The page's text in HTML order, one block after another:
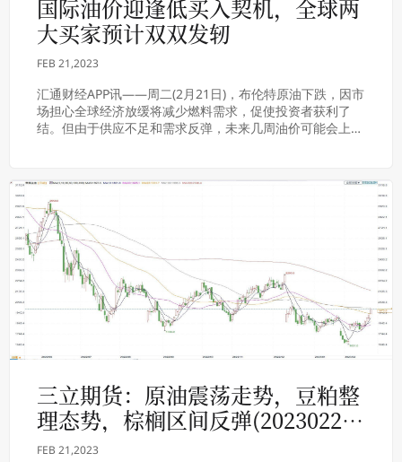
国际油价迎逢低买入契机，全球两
大买家预计双双发轫
FEB 21,2023
汇通财经APP讯——周二(2月21日)，布伦特原油下跌，因市
场担心全球经济放缓将减少燃料需求，促使投资者获利了
结。但由于供应不足和需求反弹，未来几周油价可能会上
三立期货：原油震荡走势，豆粕整
理态势，棕榈区间反弹(20230221
收评)
FEB 21,2023